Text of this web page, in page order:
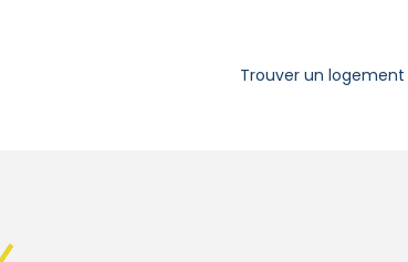
Trouver un logement